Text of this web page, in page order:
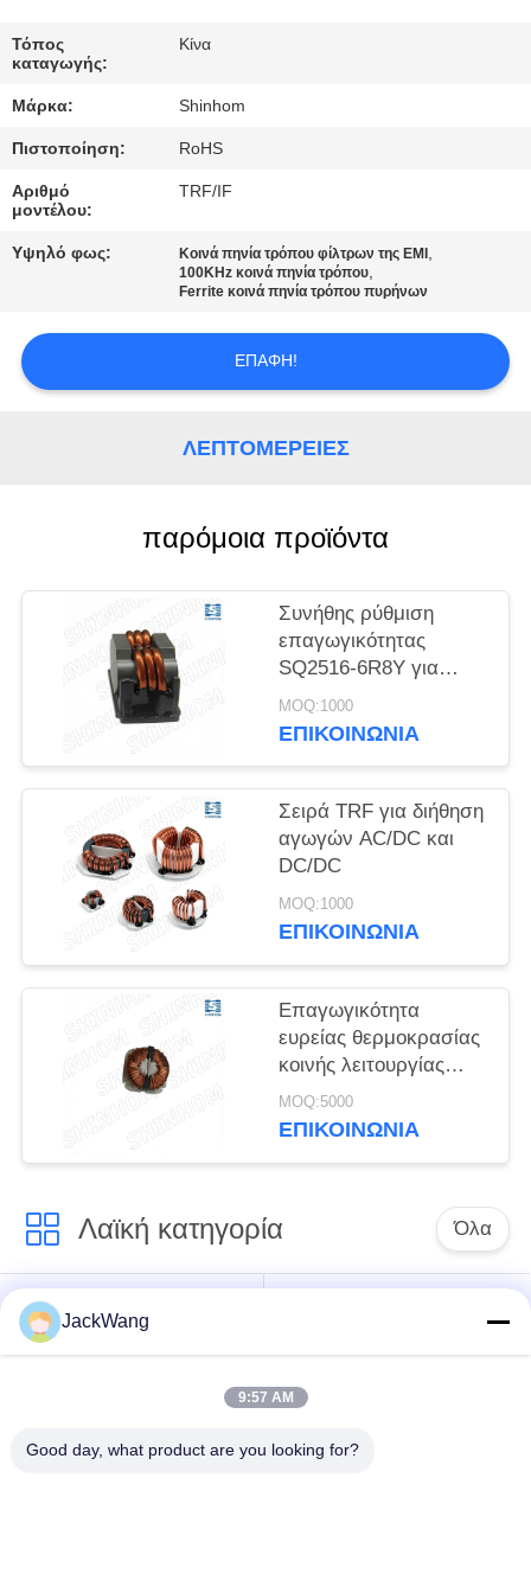
ΕΡΓΟΣΤΆΣΙΟ
ΈΛΕΓΧΟΣ
ΠΟΙΌΤΗΤΑΣ
ΕΠΙΚΟΙΝΩΝΉΣΤΕ
ΕΙΔΉΣΕΙΣ
ΥΠΟΘΈΣΕΙΣ
ΖΗΤΉΣΤΕ
SITEMAP
PRIVACY
POLICY
Τόπος
καταγωγής:
Κίνα
Μάρκα: Shinhom
Πιστοποίηση: RoHS
Αριθμό
μοντέλου:
TRF/IF
Υψηλό φως: Κοινά πηνία τρόπου φίλτρων της EMI ,
100KHz κοινά πηνία τρόπου,
Ferrite κοινά πηνία τρόπου πυρήνων
ΕΠΑΦΉ!
ΛΕΠΤΟΜΈΡΕΙΕΣ
παρόμοια προϊόντα
Συνήθης ρύθμιση
επαγωγικότητας
SQ2516-6R8Y για
φιλτράρισμα EMI
SMPS και εξοπλισμού
MOQ:1000
ΕΠΙΚΟΙΝΩΝΙΑ
Σειρά TRF για διήθηση
αγωγών AC/DC και
DC/DC
MOQ:1000
ΕΠΙΚΟΙΝΩΝΙΑ
Επαγωγικότητα
ευρείας θερμοκρασίας
κοινής λειτουργίας
TRF2606H-103Y -40°C
έως +105°C για την
MOQ:5000
ΕΠΙΚΟΙΝΩΝΙΑ
Λαϊκή κατηγορία Όλα
διασπασμένος
τρέχων
μετασχηματιστής
μετασχηματιστής
Μετασχηματιστή
τρέχων αισθητήρας
JackWang
9:57 AM
Good day, what product are you looking for?